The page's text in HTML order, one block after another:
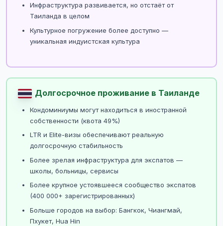
Инфраструктура развивается, но отстаёт от
Таиланда в целом
Культурное погружение более доступно —
уникальная индуистская культура
Долгосрочное проживание в Таиланде
Кондоминиумы могут находиться в иностранной
собственности (квота 49%)
LTR и Elite-визы обеспечивают реальную
долгосрочную стабильность
Более зрелая инфраструктура для экспатов —
школы, больницы, сервисы
Более крупное устоявшееся сообщество экспатов
(400 000+ зарегистрированных)
Больше городов на выбор: Бангкок, Чиангмай,
Пхукет, Hua Hin